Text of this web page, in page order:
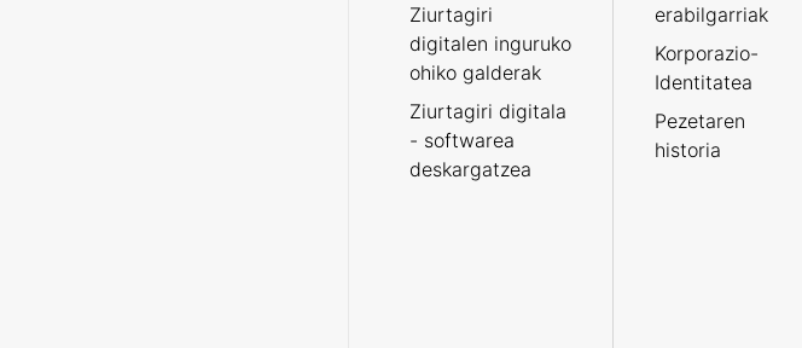
Ziurtagiri
digitalen inguruko
ohiko galderak
Ziurtagiri digitala
- softwarea
deskargatzea
erabilgarriak
Korporazio-
Identitatea
Pezetaren
historia